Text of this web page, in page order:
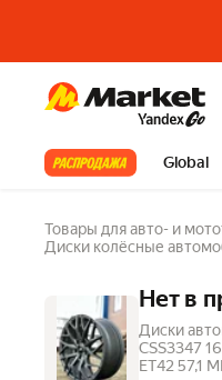
Market
Все хиты Global
Товары для авто- и
Диски колёсные
Нет в
Диски
CSS3347
ET42 57,1